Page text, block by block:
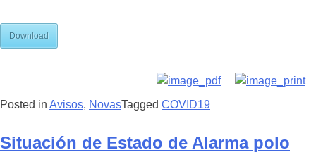
Download
Posted in Avisos, NovasTagged COVID19
Situación de Estado de Alarma polo